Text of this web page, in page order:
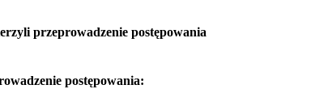
przeprowadzenie postępowania
postępowania: